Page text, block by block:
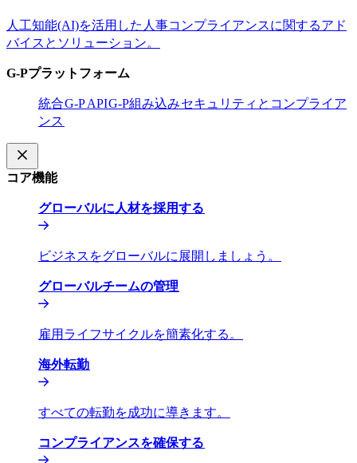
人工知能(AI)を活用した人事コンプライアンスに関するアド
バイスとソリューション。​​
G-Pプラットフォーム​​
統合​​G-P API​​G-P組み込み​​セキュリティとコンプライア
ンス​​
コア機能​​
グローバルに人材を採用する​​
ビジネスをグローバルに展開しましょう。​​
グローバルチームの管理​​
雇用ライフサイクルを簡素化する。​​
海外転勤​​
すべての転勤を成功に導きます。​​
コンプライアンスを確保する​​